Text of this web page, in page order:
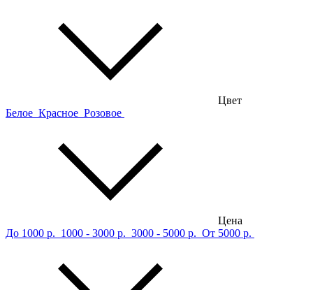
Цвет
Белое Красное Розовое
Цена
До 1000 р. 1000 - 3000 р. 3000 - 5000 р. От 5000 р.